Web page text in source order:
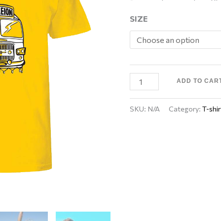
SIZE
ADD TO
SKU: N/A Category:T-